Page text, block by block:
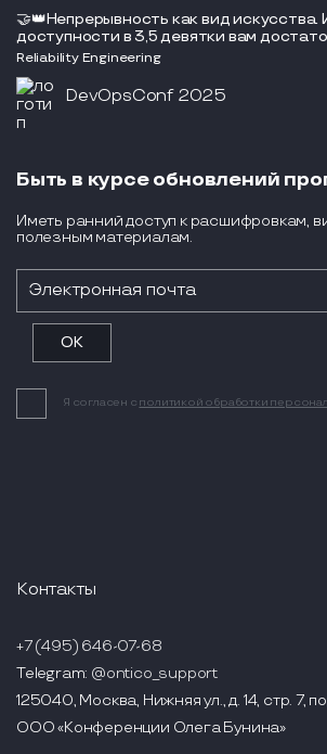
🤝👑Непрерывность как вид искусства.
доступности в 3,5 девятки вам
Reliability Engineering
DevOpsConf 2025
Быть в курсе обновлений
Иметь ранний доступ к расшифровкам,
полезным материалам.
Я согласен с политикой обработки
Контакты
+7 (495) 646-07-68
Telegram: @ontico_support
125040, Москва, Нижняя ул., д. 14, стр. 7,
ООО «Конференции Олега Бунина»